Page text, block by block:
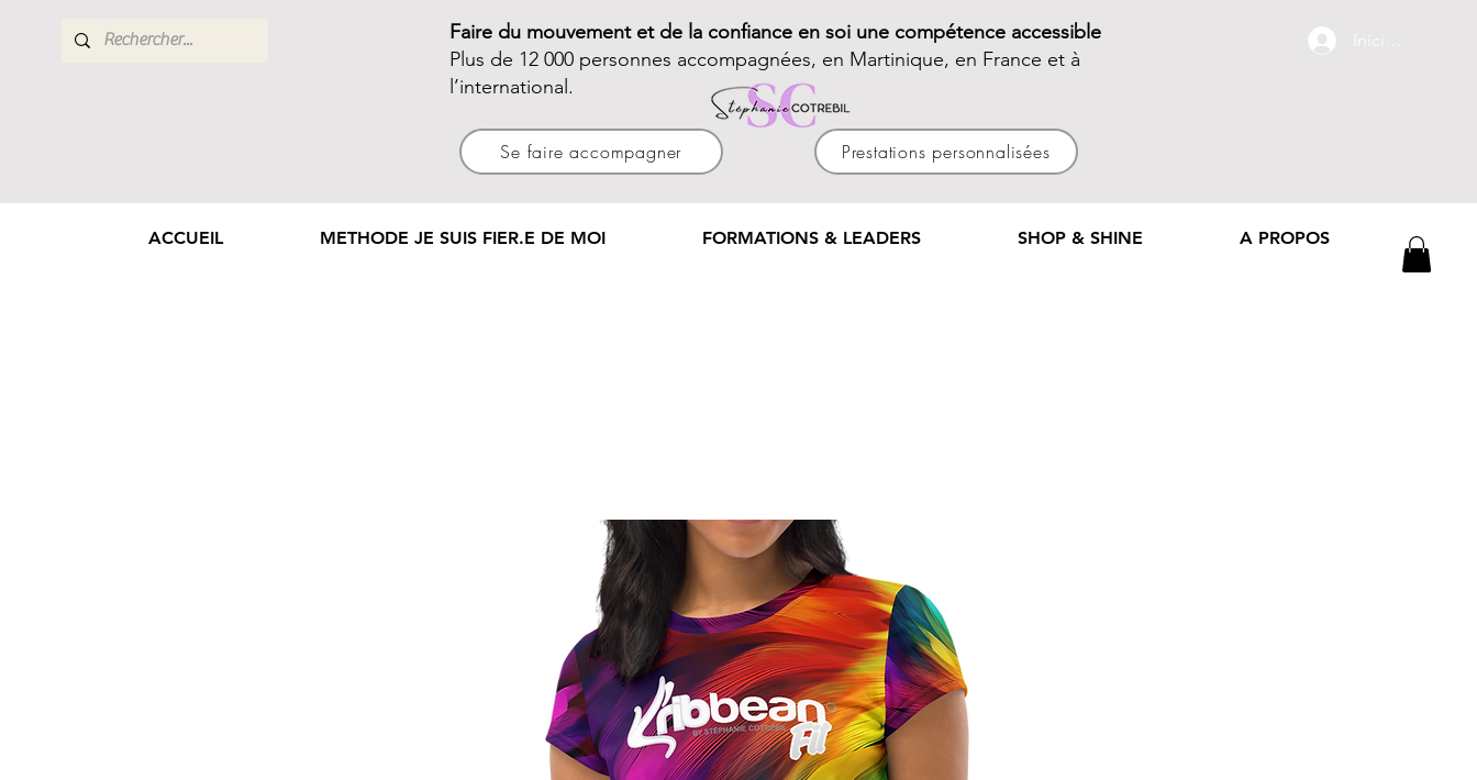
Faire du mouvement et de la confiance en soi une compétence accessible
Plus de 12 000 personnes accompagnées, en Martinique, en France et à
l’international.
Se faire accompagner Prestations personnalisées
Iniciar sesión
ACCUEIL METHODE JE SUIS FIER.E DE MOI FORMATIONS & LEADERS SHOP & SHINE A PROPOS